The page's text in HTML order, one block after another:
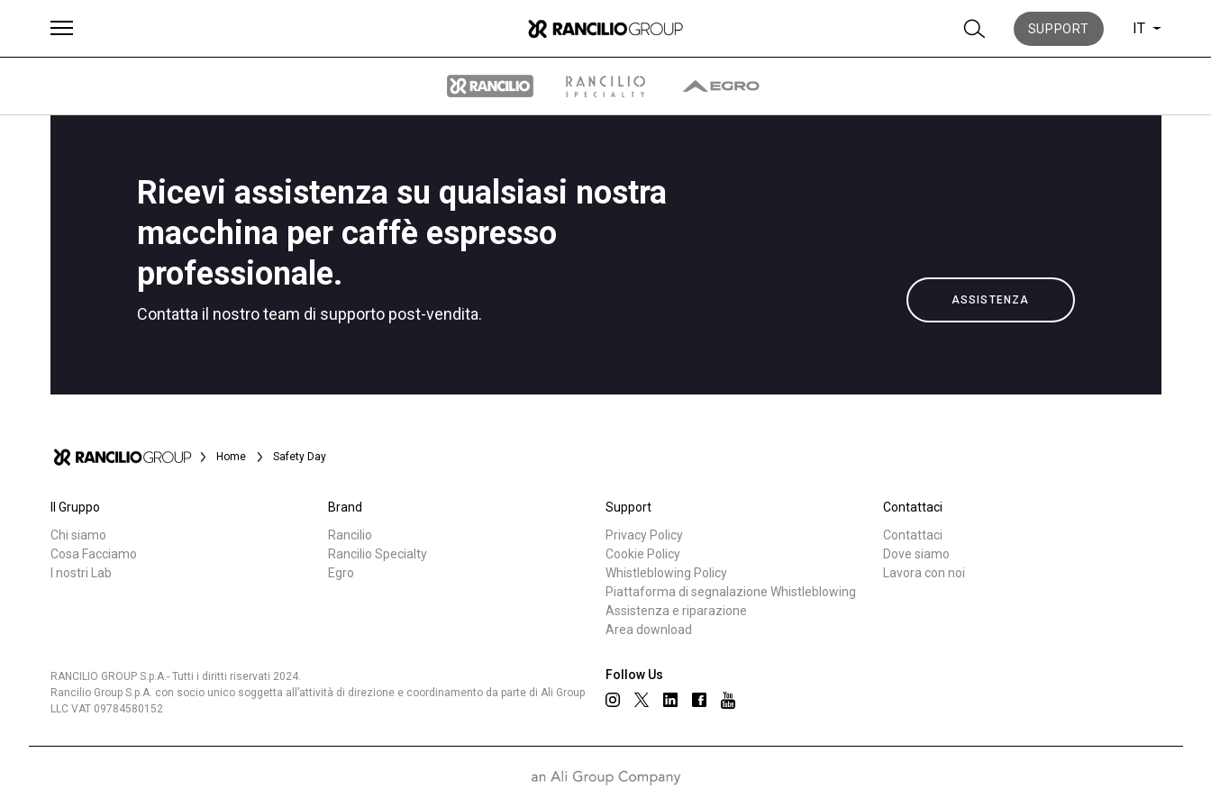
SUPPORT IT
Ricevi assistenza su qualsiasi nostra
macchina per caffè espresso
professionale.
Contatta il nostro team di supporto post-vendita.
ASSISTENZA
Home Safety Day
Il Gruppo
Chi siamo
Cosa Facciamo
I nostri Lab
Brand
Rancilio
Rancilio Specialty
Egro
Support
Privacy Policy
Cookie Policy
Whistleblowing Policy
Piattaforma di segnalazione Whistleblowing
Assistenza e riparazione
Area download
Contattaci
Contattaci
Dove siamo
Lavora con noi
Follow Us
RANCILIO GROUP S.p.A.- Tutti i diritti riservati 2024.
Rancilio Group S.p.A. con socio unico soggetta all’attività di direzione e coordinamento da parte di Ali Group
LLC VAT 09784580152
Prodotti News Download
Brand Il gruppo
Chi siamo
La nostra storia
I nostri Lab
Sostenibilità
Connect